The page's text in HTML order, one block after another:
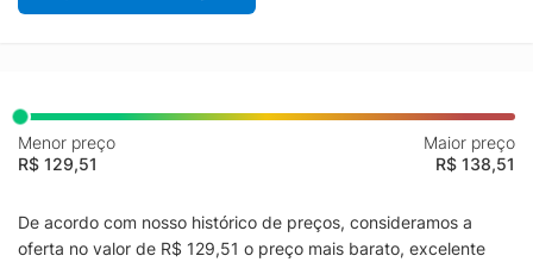
Menor preço
R$ 129,51
Maior preço
R$ 138,51
De acordo com nosso histórico de preços, consideramos a
oferta no valor de R$ 129,51 o preço mais barato, excelente